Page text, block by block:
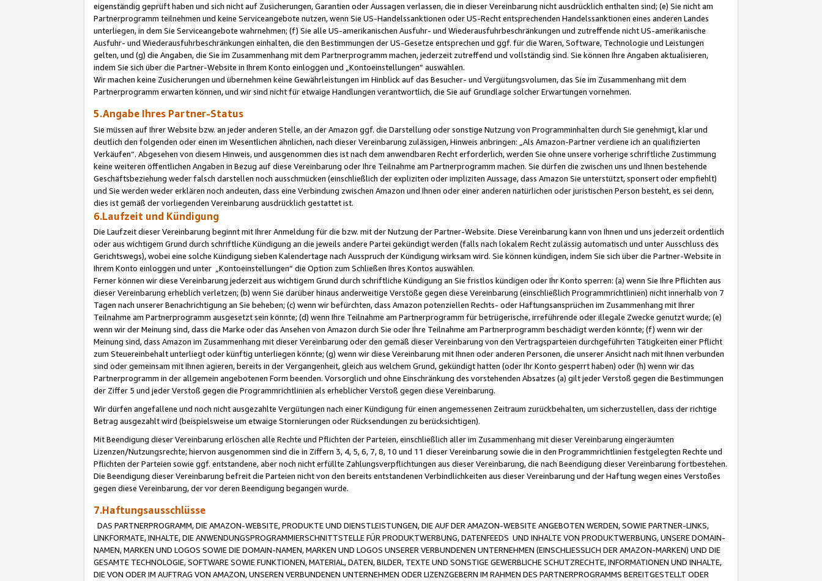
eigenständig geprüft haben und sich nicht auf Zusicherungen, Garantien oder Aussagen verlassen, die in dieser Vereinbarung nicht ausdrücklich enthalten sind; (e) Sie nicht am
Partnerprogramm teilnehmen und keine Serviceangebote nutzen, wenn Sie US-Handelssanktionen oder US-Recht entsprechenden Handelssanktionen eines anderen Landes
unterliegen, in dem Sie Serviceangebote wahrnehmen; (f) Sie alle US-amerikanischen Ausfuhr- und Wiederausfuhrbeschränkungen und zutreffende nicht US-amerikanische
Ausfuhr- und Wiederausfuhrbeschränkungen einhalten, die den Bestimmungen der US-Gesetze entsprechen und ggf. für die Waren, Software, Technologie und Leistungen
gelten, und (g) die Angaben, die Sie im Zusammenhang mit dem Partnerprogramm machen, jederzeit zutreffend und vollständig sind. Sie können Ihre Angaben aktualisieren,
indem Sie sich über die Partner-Website in Ihrem Konto einloggen und „Kontoeinstellungen“ auswählen.
Wir machen keine Zusicherungen und übernehmen keine Gewährleistungen im Hinblick auf das Besucher- und Vergütungsvolumen, das Sie im Zusammenhang mit dem
Partnerprogramm erwarten können, und wir sind nicht für etwaige Handlungen verantwortlich, die Sie auf Grundlage solcher Erwartungen vornehmen.
5.Angabe Ihres Partner-Status
Sie müssen auf Ihrer Website bzw. an jeder anderen Stelle, an der Amazon ggf. die Darstellung oder sonstige Nutzung von Programminhalten durch Sie genehmigt, klar und
deutlich den folgenden oder einen im Wesentlichen ähnlichen, nach dieser Vereinbarung zulässigen, Hinweis anbringen: „Als Amazon-Partner verdiene ich an qualifizierten
Verkäufen“. Abgesehen von diesem Hinweis, und ausgenommen dies ist nach dem anwendbaren Recht erforderlich, werden Sie ohne unsere vorherige schriftliche Zustimmung
keine weiteren öffentlichen Angaben in Bezug auf diese Vereinbarung oder Ihre Teilnahme am Partnerprogramm machen. Sie dürfen die zwischen uns und Ihnen bestehende
Geschäftsbeziehung weder falsch darstellen noch ausschmücken (einschließlich der expliziten oder impliziten Aussage, dass Amazon Sie unterstützt, sponsert oder empfiehlt)
und Sie werden weder erklären noch andeuten, dass eine Verbindung zwischen Amazon und Ihnen oder einer anderen natürlichen oder juristischen Person besteht, es sei denn,
dies ist gemäß der vorliegenden Vereinbarung ausdrücklich gestattet ist.
6.Laufzeit und Kündigung
Die Laufzeit dieser Vereinbarung beginnt mit Ihrer Anmeldung für die bzw. mit der Nutzung der Partner-Website. Diese Vereinbarung kann von Ihnen und uns jederzeit ordentlich
oder aus wichtigem Grund durch schriftliche Kündigung an die jeweils andere Partei gekündigt werden (falls nach lokalem Recht zulässig automatisch und unter Ausschluss des
Gerichtswegs), wobei eine solche Kündigung sieben Kalendertage nach Ausspruch der Kündigung wirksam wird. Sie können kündigen, indem Sie sich über die Partner-Website in
Ihrem Konto einloggen und unter „Kontoeinstellungen“ die Option zum Schließen Ihres Kontos auswählen.
Ferner können wir diese Vereinbarung jederzeit aus wichtigem Grund durch schriftliche Kündigung an Sie fristlos kündigen oder Ihr Konto sperren: (a) wenn Sie Ihre Pflichten aus
dieser Vereinbarung erheblich verletzen; (b) wenn Sie darüber hinaus anderweitige Verstöße gegen diese Vereinbarung (einschließlich Programmrichtlinien) nicht innerhalb von 7
Tagen nach unserer Benachrichtigung an Sie beheben; (c) wenn wir befürchten, dass Amazon potenziellen Rechts- oder Haftungsansprüchen im Zusammenhang mit Ihrer
Teilnahme am Partnerprogramm ausgesetzt sein könnte; (d) wenn Ihre Teilnahme am Partnerprogramm für betrügerische, irreführende oder illegale Zwecke genutzt wurde; (e)
wenn wir der Meinung sind, dass die Marke oder das Ansehen von Amazon durch Sie oder Ihre Teilnahme am Partnerprogramm beschädigt werden könnte; (f) wenn wir der
Meinung sind, dass Amazon im Zusammenhang mit dieser Vereinbarung oder den gemäß dieser Vereinbarung von den Vertragsparteien durchgeführten Tätigkeiten einer Pflicht
zum Steuereinbehalt unterliegt oder künftig unterliegen könnte; (g) wenn wir diese Vereinbarung mit Ihnen oder anderen Personen, die unserer Ansicht nach mit Ihnen verbunden
sind oder gemeinsam mit Ihnen agieren, bereits in der Vergangenheit, gleich aus welchem Grund, gekündigt hatten (oder Ihr Konto gesperrt haben) oder (h) wenn wir das
Partnerprogramm in der allgemein angebotenen Form beenden. Vorsorglich und ohne Einschränkung des vorstehenden Absatzes (a) gilt jeder Verstoß gegen die Bestimmungen
der Ziffer 5 und jeder Verstoß gegen die Programmrichtlinien als erheblicher Verstoß gegen diese Vereinbarung.
Wir dürfen angefallene und noch nicht ausgezahlte Vergütungen nach einer Kündigung für einen angemessenen Zeitraum zurückbehalten, um sicherzustellen, dass der richtige
Betrag ausgezahlt wird (beispielsweise um etwaige Stornierungen oder Rücksendungen zu berücksichtigen).
Mit Beendigung dieser Vereinbarung erlöschen alle Rechte und Pflichten der Parteien, einschließlich aller im Zusammenhang mit dieser Vereinbarung eingeräumten
Lizenzen/Nutzungsrechte; hiervon ausgenommen sind die in Ziffern 3, 4, 5, 6, 7, 8, 10 und 11 dieser Vereinbarung sowie die in den Programmrichtlinien festgelegten Rechte und
Pflichten der Parteien sowie ggf. entstandene, aber noch nicht erfüllte Zahlungsverpflichtungen aus dieser Vereinbarung, die nach Beendigung dieser Vereinbarung fortbestehen.
Die Beendigung dieser Vereinbarung befreit die Parteien nicht von den bereits entstandenen Verbindlichkeiten aus dieser Vereinbarung und der Haftung wegen eines Verstoßes
gegen diese Vereinbarung, der vor deren Beendigung begangen wurde.
7.Haftungsausschlüsse
DAS PARTNERPROGRAMM, DIE AMAZON-WEBSITE, PRODUKTE UND DIENSTLEISTUNGEN, DIE AUF DER AMAZON-WEBSITE ANGEBOTEN WERDEN, SOWIE PARTNER-LINKS,
LINKFORMATE, INHALTE, DIE ANWENDUNGSPROGRAMMIERSCHNITTSTELLE FÜR PRODUKTWERBUNG, DATENFEEDS UND INHALTE VON PRODUKTWERBUNG, UNSERE DOMAIN-
NAMEN, MARKEN UND LOGOS SOWIE DIE DOMAIN-NAMEN, MARKEN UND LOGOS UNSERER VERBUNDENEN UNTERNEHMEN (EINSCHLIESSLICH DER AMAZON-MARKEN) UND DIE
GESAMTE TECHNOLOGIE, SOFTWARE SOWIE FUNKTIONEN, MATERIAL, DATEN, BILDER, TEXTE UND SONSTIGE GEWERBLICHE SCHUTZRECHTE, INFORMATIONEN UND INHALTE,
DIE VON ODER IM AUFTRAG VON AMAZON, UNSEREN VERBUNDENEN UNTERNEHMEN ODER LIZENZGEBERN IM RAHMEN DES PARTNERPROGRAMMS BEREITGESTELLT ODER